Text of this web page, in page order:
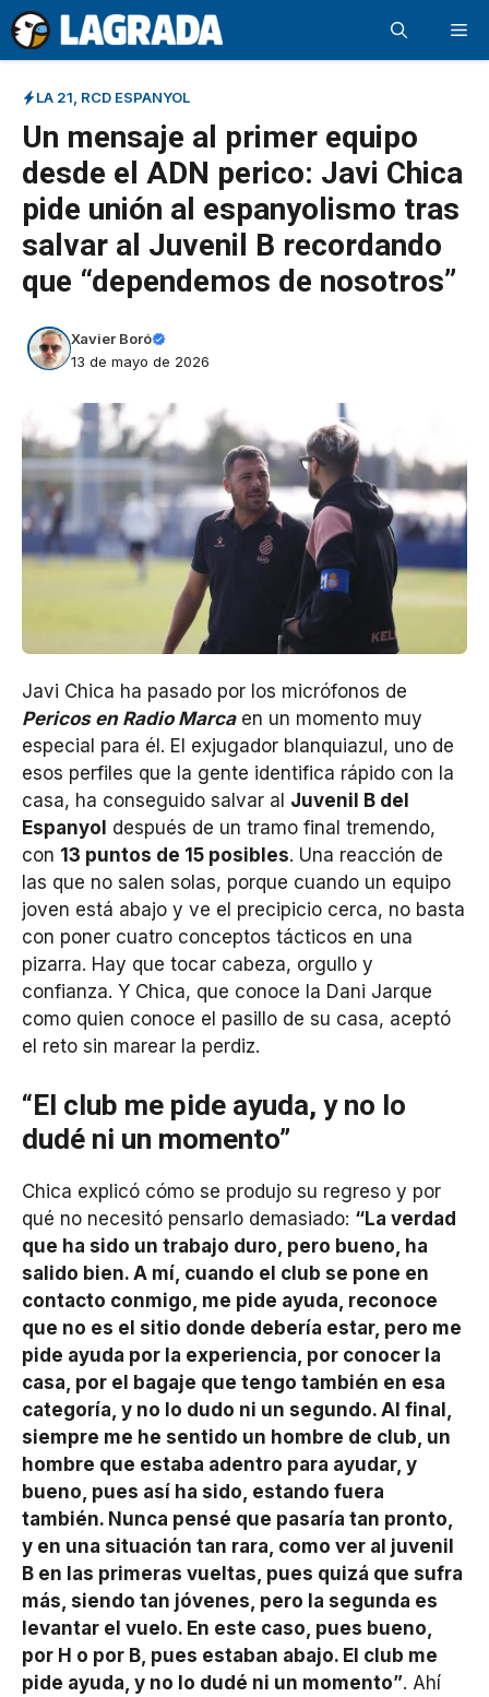
Saltar
al
contenido
LA 21 RCD ESPANYOL
Un mensaje al primer equipo
desde el ADN perico: Javi Chica
pide unión al espanyolismo tras
salvar al Juvenil B recordando
que “dependemos de nosotros”
Xavier Boró
13 de mayo de 2026
Javi Chica ha pasado por los micrófonos de
Pericos en Radio Marcaen un momento muy
especial para él. El exjugador blanquiazul, uno de
esos perfiles que la gente identifica rápido con la
casa, ha conseguido salvar al Juvenil B del
Espanyol después de un tramo final tremendo,
con 13 puntos de 15 posibles. Una reacción de
las que no salen solas, porque cuando un equipo
joven está abajo y ve el precipicio cerca, no basta
con poner cuatro conceptos tácticos en una
pizarra. Hay que tocar cabeza, orgullo y
confianza. Y Chica, que conoce la Dani Jarque
como quien conoce el pasillo de su casa, aceptó
el reto sin marear la perdiz.
“El club me pide ayuda, y no lo
dudé ni un momento”
Chica explicó cómo se produjo su regreso y por
qué no necesitó pensarlo demasiado: “La verdad
que ha sido un trabajo duro, pero bueno, ha
salido bien. A mí, cuando el club se pone en
contacto conmigo, me pide ayuda, reconoce
que no es el sitio donde debería estar, pero me
pide ayuda por la experiencia, por conocer la
casa, por el bagaje que tengo también en esa
categoría, y no lo dudo ni un segundo. Al final,
siempre me he sentido un hombre de club, un
hombre que estaba adentro para ayudar, y
bueno, pues así ha sido, estando fuera
también. Nunca pensé que pasaría tan pronto,
y en una situación tan rara, como ver al juvenil
B en las primeras vueltas, pues quizá que sufra
más, siendo tan jóvenes, pero la segunda es
levantar el vuelo. En este caso, pues bueno,
por H o por B, pues estaban abajo. El club me
pide ayuda, y no lo dudé ni un momento”. Ahí